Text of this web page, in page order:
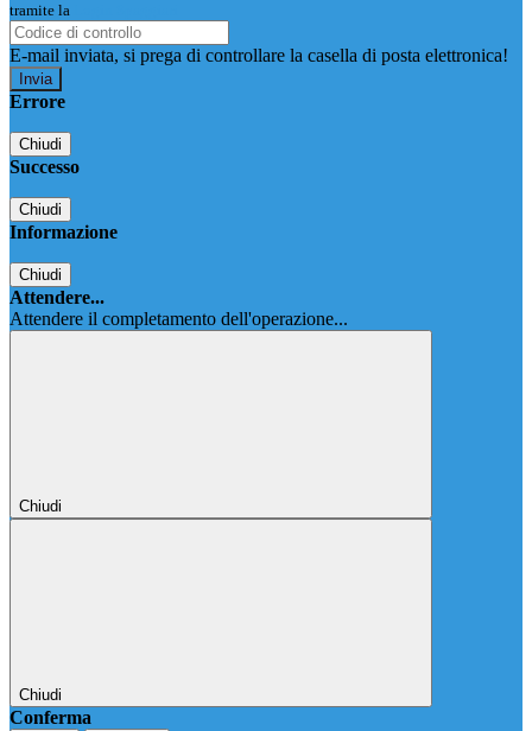
tramite la
E-mail inviata, si prega di controllare la casella di posta elettronica!
Errore
Chiudi
Successo
Chiudi
Informazione
Chiudi
Attendere...
Attendere il completamento dell'operazione...
Chiudi
Chiudi
Conferma